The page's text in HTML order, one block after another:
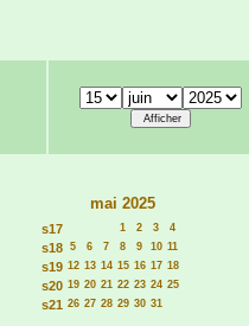
mai 2025
s17 1 2 3 4
s18 5 6 7 8 9 10 11
s19 12 13 14 15 16 17 18
s20 19 20 21 22 23 24 25
s21 26 27 28 29 30 31